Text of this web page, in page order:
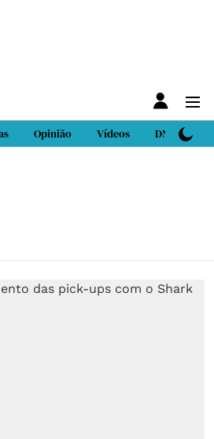
Opinião Vídeos DN Sport